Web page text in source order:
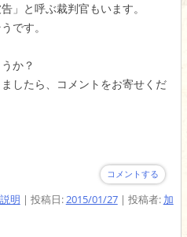
」と呼ぶ裁判官もいます。
です。
か？
したら、コメントをお寄せくだ
コメントする
明 | 投稿日:2015/01/27| 投稿者: 加